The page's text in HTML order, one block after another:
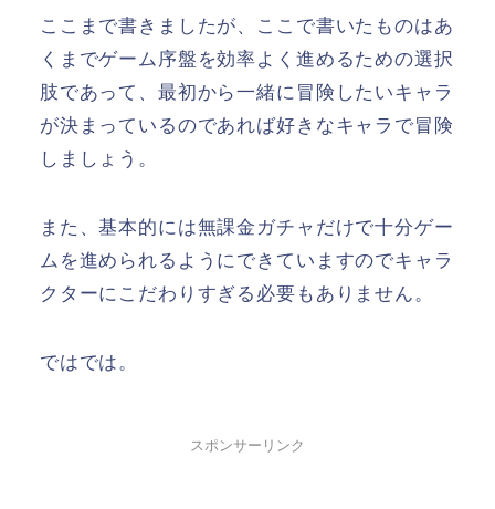
ここまで書きましたが、ここで書いたものはあ
くまでゲーム序盤を効率よく進めるための選択
肢であって、最初から一緒に冒険したいキャラ
が決まっているのであれば好きなキャラで冒険
しましょう。
また、基本的には無課金ガチャだけで十分ゲー
ムを進められるようにできていますのでキャラ
クターにこだわりすぎる必要もありません。
ではでは。
スポンサーリンク